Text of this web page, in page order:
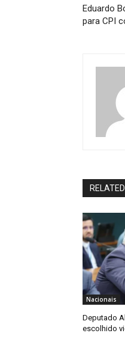
Eduardo
para CPI
Nacionais
Deputado
escolhido